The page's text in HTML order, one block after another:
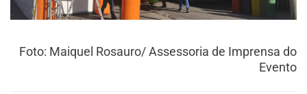
Foto: Maiquel Rosauro/ Assessoria de Imprensa do
Evento